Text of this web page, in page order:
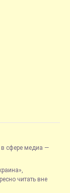
в сфере медиа —
читать вне